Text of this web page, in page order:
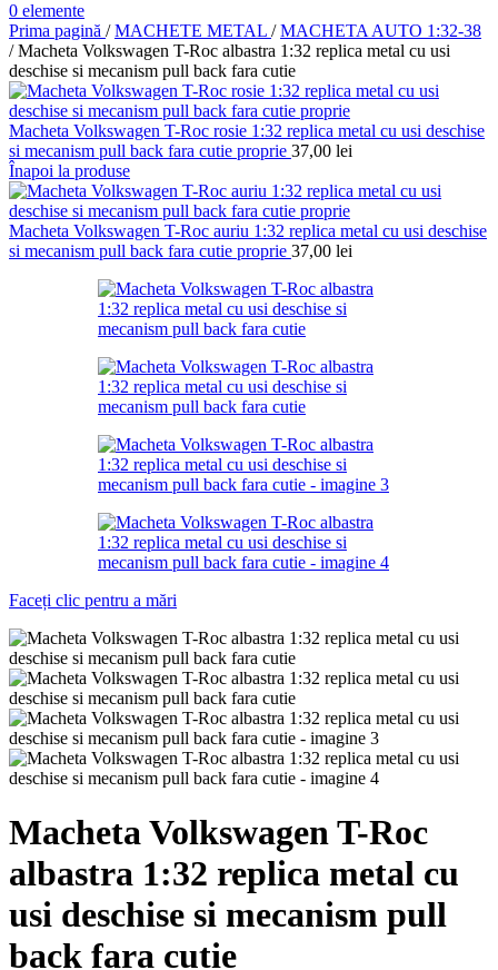
0 elemente
Prima pagină / MACHETE METAL / MACHETA AUTO 1:32-38
/ Macheta Volkswagen T-Roc albastra 1:32 replica metal cu usi
deschise si mecanism pull back fara cutie
Macheta Volkswagen T-Roc rosie 1:32 replica metal cu usi deschise
si mecanism pull back fara cutie proprie 37,00 lei
Înapoi la produse
Macheta Volkswagen T-Roc auriu 1:32 replica metal cu usi deschise
si mecanism pull back fara cutie proprie 37,00 lei
Faceți clic pentru a mări
Macheta Volkswagen T-Roc
albastra 1:32 replica metal cu
usi deschise si mecanism pull
back fara cutie